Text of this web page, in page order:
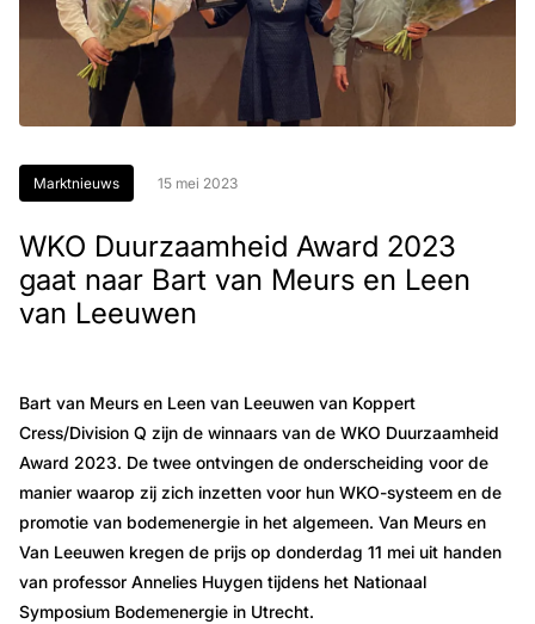
Marktnieuws 15 mei 2023
WKO Duurzaamheid Award 2023
gaat naar Bart van Meurs en Leen
van Leeuwen
Bart van Meurs en Leen van Leeuwen van Koppert
Cress/Division Q zijn de winnaars van de WKO Duurzaamheid
Award 2023. De twee ontvingen de onderscheiding voor de
manier waarop zij zich inzetten voor hun WKO-systeem en de
promotie van bodemenergie in het algemeen. Van Meurs en
Van Leeuwen kregen de prijs op donderdag 11 mei uit handen
van professor Annelies Huygen tijdens het Nationaal
Symposium Bodemenergie in Utrecht.